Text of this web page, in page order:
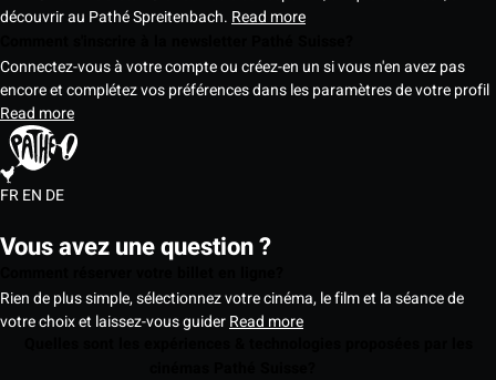
découvrir au Pathé Spreitenbach. Read more
Connectez-vous à votre compte ou créez-en un si vous n'en avez pas
encore et complétez vos préférences dans les paramètres de votre profil
Read more
FREN DE
Vous avez une question ?
Rien de plus simple, sélectionnez votre cinéma, le film et la séance de
votre choix et laissez-vous guiderRead more